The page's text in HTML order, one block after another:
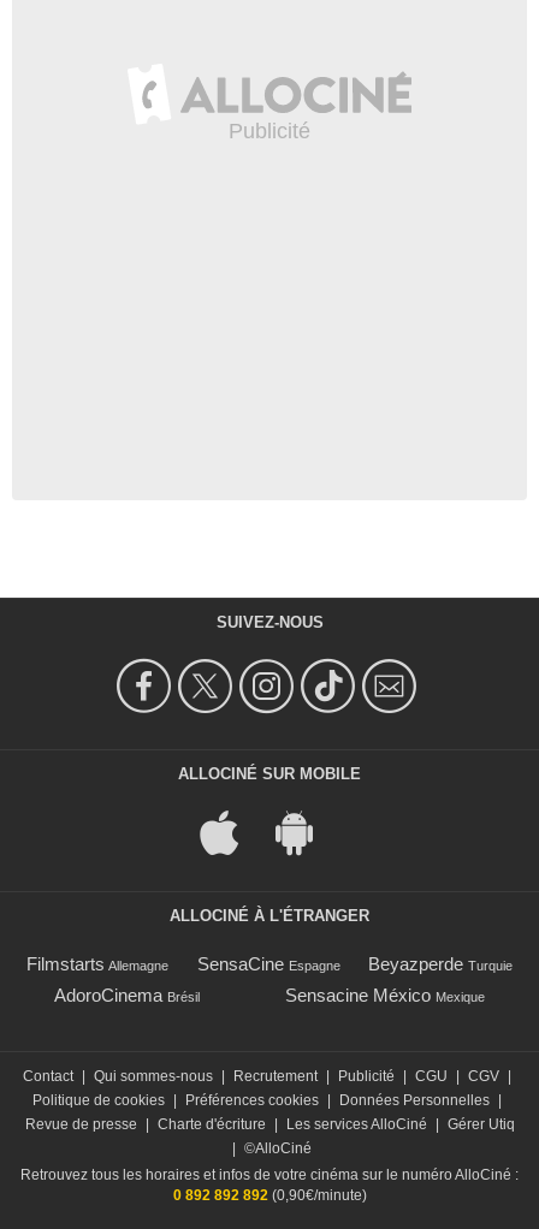
SUIVEZ-NOUS
ALLOCINÉ SUR MOBILE
ALLOCINÉ À L'ÉTRANGER
Filmstarts Allemagne SensaCine Espagne Beyazperde Turquie
AdoroCinema Brésil Sensacine México Mexique
Contact Qui sommes-nous Recrutement Publicité CGU CGV
Politique de cookies
Préférences cookies Données Personnelles
Revue de presse
Charte d'écriture Les services AlloCiné
Gérer Utiq
©AlloCiné
Retrouvez tous les horaires et infos de votre cinéma sur le numéro AlloCiné :
0 892 892 892(0,90€/minute)